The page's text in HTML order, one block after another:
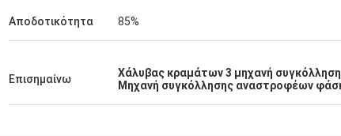
Αποδοτικότητα 85%
Επισημαίνω Χάλυβας κραμάτων 3 μηχανή
Μηχανή συγκόλλησης αναστροφέων